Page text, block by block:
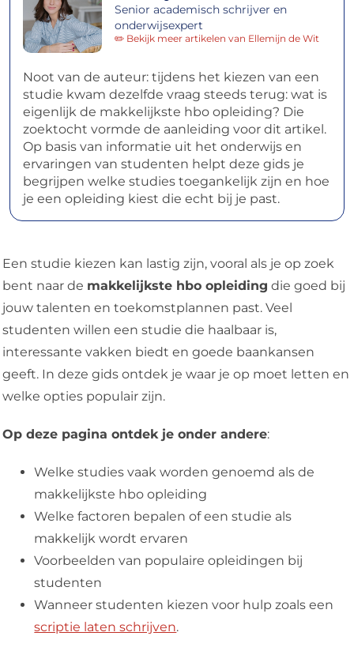
Senior academisch schrijver en
onderwijsexpert
✏️ Bekijk meer artikelen van Ellemijn de Wit
Noot van de auteur: tijdens het kiezen van een
studie kwam dezelfde vraag steeds terug: wat is
eigenlijk de makkelijkste hbo opleiding? Die
zoektocht vormde de aanleiding voor dit artikel.
Op basis van informatie uit het onderwijs en
ervaringen van studenten helpt deze gids je
begrijpen welke studies toegankelijk zijn en hoe
je een opleiding kiest die echt bij je past.
Een studie kiezen kan lastig zijn, vooral als je op zoek
bent naar de makkelijkste hbo opleiding die goed bij
jouw talenten en toekomstplannen past. Veel
studenten willen een studie die haalbaar is,
interessante vakken biedt en goede baankansen
geeft. In deze gids ontdek je waar je op moet letten en
welke opties populair zijn.
Op deze pagina ontdek je onder andere:
Welke studies vaak worden genoemd als de
makkelijkste hbo opleiding
Welke factoren bepalen of een studie als
makkelijk wordt ervaren
Voorbeelden van populaire opleidingen bij
studenten
Wanneer studenten kiezen voor hulp zoals een
scriptie laten schrijven.